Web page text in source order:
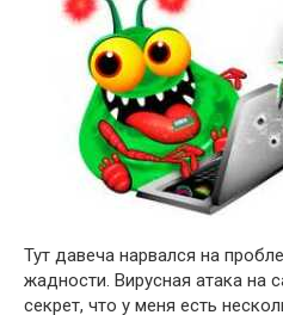
Тут давеча нарвался на
жадности. Вирусная атака на
секрет, что у меня есть